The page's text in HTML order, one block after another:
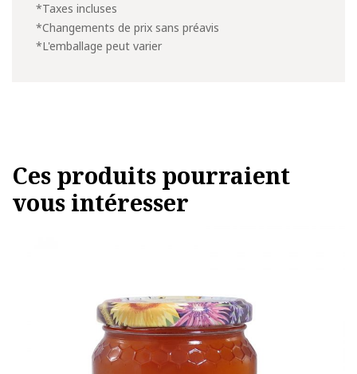
*Taxes incluses
*Changements de prix sans préavis
*L'emballage peut varier
Ces produits pourraient
vous intéresser